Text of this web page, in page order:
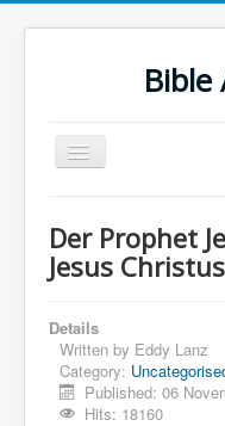
Bible
Toggle
Navigation
Urdu Geo Version
Urdu
Deutsch
Hebrew OT
Der Prophet
Jesus Christus
Details
Written by Eddy Lanz
Category:
Published: 06
Hits: 18160